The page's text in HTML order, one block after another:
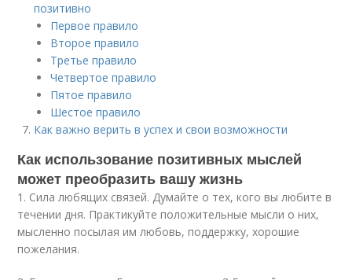
позитивно
Первое правило
Второе правило
Третье правило
Четвертое правило
Пятое правило
Шестое правило
Как важно верить в успех и свои возможности
Как использование позитивных мыслей
может преобразить вашу жизнь
1. Сила любящих связей. Думайте о тех, кого вы любите в
течении дня. Практикуйте положительные мысли о них,
мысленно посылая им любовь, поддержку, хорошие
пожелания.